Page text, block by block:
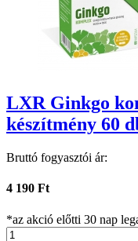
LXR Ginkgo
készítmény 60
Bruttó fogyasztói ár:
4 190 Ft
*az akció előtti 30 nap